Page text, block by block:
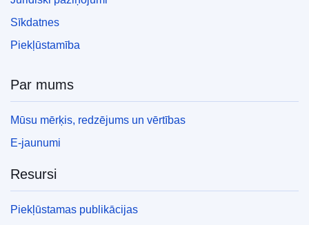
Sīkdatnes
Piekļūstamība
Par mums
Mūsu mērķis, redzējums un vērtības
E-jaunumi
Resursi
Piekļūstamas publikācijas